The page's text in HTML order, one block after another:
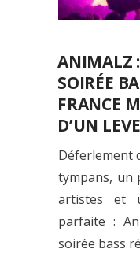
ANIMALZ :
SOIRÉE
FRANCE
D’UN
Déferlement
tympans, un
artistes et
parfaite :
soirée bass